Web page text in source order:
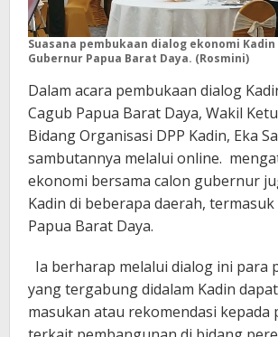
Suasana pembukaan dialog ekonomi
Gubernur Papua Barat Daya. (Rosmini)
Dalam acara pembukaan dialog
Cagub Papua Barat Daya, Wakil
Bidang Organisasi DPP Kadin, Eka
sambutannya melalui online.
ekonomi bersama calon gubernur
Kadin di beberapa daerah,
Papua Barat Daya.
Ia berharap melalui dialog ini para
yang tergabung didalam Kadin
masukan atau rekomendasi kepada